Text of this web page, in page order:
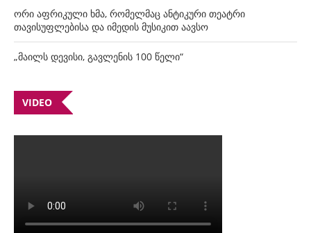
ორი აფრიკული ხმა, რომელმაც ანტიკური თეატრი
თავისუფლებისა და იმედის მუსიკით აავსო
„მაილს დევისი, გავლენის 100 წელი“
VIDEO